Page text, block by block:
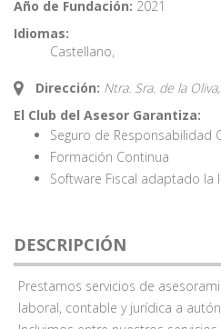
Año de Fundación: 2021
Idiomas:
Castellano,
Dirección: Ntra. Sra. de la
El Club del Asesor Garantiza:
Seguro de Responsabilidad
Formación Continua
Software Fiscal adaptado la
DESCRIPCIÓN
Prestamos servicios de
laboral, contable y jurídica a